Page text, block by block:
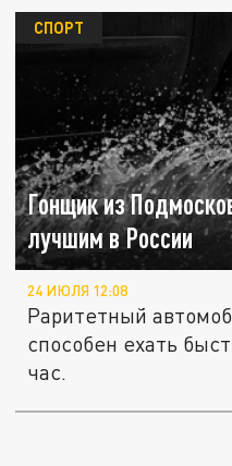
Гонщик из
лучшим в России
СПОРТ
24 ИЮЛЯ 12:08
Раритетный
способен ехать
час.